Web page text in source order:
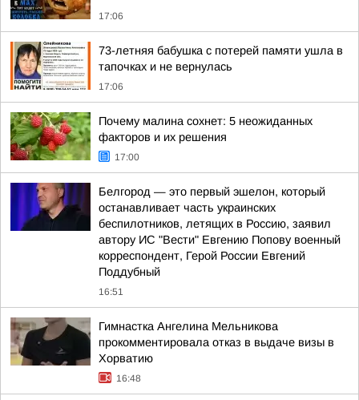
17:06
73-летняя бабушка с потерей памяти ушла в
тапочках и не вернулась
17:06
Почему малина сохнет: 5 неожиданных
факторов и их решения
17:00
Белгород — это первый эшелон, который
останавливает часть украинских
беспилотников, летящих в Россию, заявил
автору ИС "Вести" Евгению Попову военный
корреспондент, Герой России Евгений
Поддубный
16:51
Гимнастка Ангелина Мельникова
прокомментировала отказ в выдаче визы в
Хорватию
16:48